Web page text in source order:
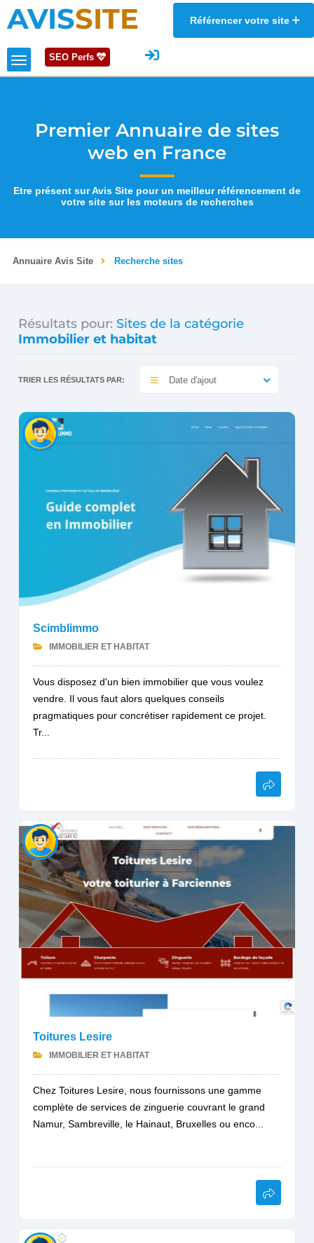
AVISSITE Référencer votre site
SEO Perfs
Premier Annuaire de sites
web en France
Etre présent sur Avis Site pour un meilleur référencement de
votre site sur les moteurs de recherches
Annuaire Avis Site Recherche sites
Résultats pour: Sites de la catégorie
Immobilier et habitat
TRIER LES RÉSULTATS PAR: Date d'ajout
Scimblimmo
IMMOBILIER ET HABITAT
Vous disposez d'un bien immobilier que vous voulez
vendre. Il vous faut alors quelques conseils
pragmatiques pour concrétiser rapidement ce projet.
Tr...
Toitures Lesire
IMMOBILIER ET HABITAT
Chez Toitures Lesire, nous fournissons une gamme
complète de services de zinguerie couvrant le grand
Namur, Sambreville, le Hainaut, Bruxelles ou enco...